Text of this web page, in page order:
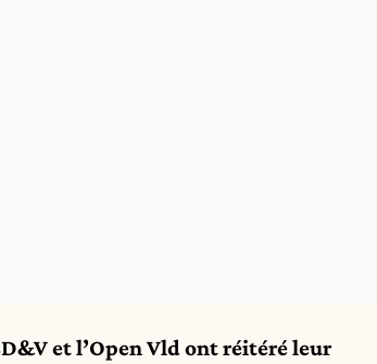
et l’Open Vld ont réitéré leur